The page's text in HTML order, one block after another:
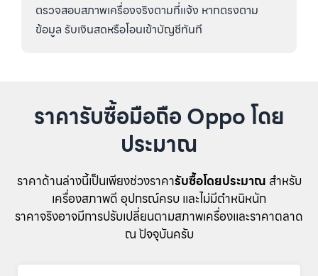
ตรวจสอบสภาพเครื่องจริงตามที่แจ้ง หากตรงตาม
ข้อมูล รับเงินสดหรือโอนเข้าบัญชีทันที
ราคารับซื้อมือถือ Oppo โดย
ประมาณ
ราคาด้านล่างนี้เป็นเพียงช่วงราคารับซื้อโดยประมาณ สำหรับ
เครื่องสภาพดี อุปกรณ์ครบ และไม่มีตำหนิหนัก
ราคาจริงอาจมีการปรับเปลี่ยนตามสภาพเครื่องและราคาตลาด
ณ ปัจจุบันครับ